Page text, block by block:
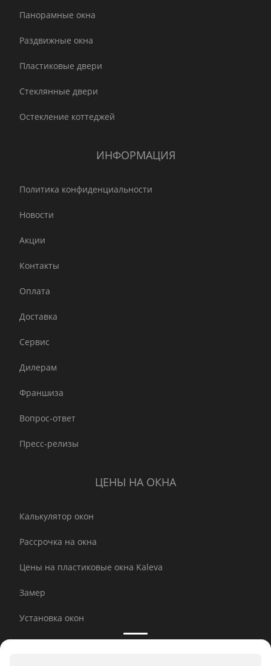
Панорамные окна
Раздвижные окна
Пластиковые двери
Стеклянные двери
Остекление коттеджей
ИНФОРМАЦИЯ
Политика конфиденциальности
Новости
Акции
Контакты
Оплата
Доставка
Сервис
Дилерам
Франшиза
Вопрос-ответ
Пресс-релизы
ЦЕНЫ НА ОКНА
Калькулятор окон
Рассрочка на окна
Цены на пластиковые окна Kaleva
Замер
Установка окон
Инновации